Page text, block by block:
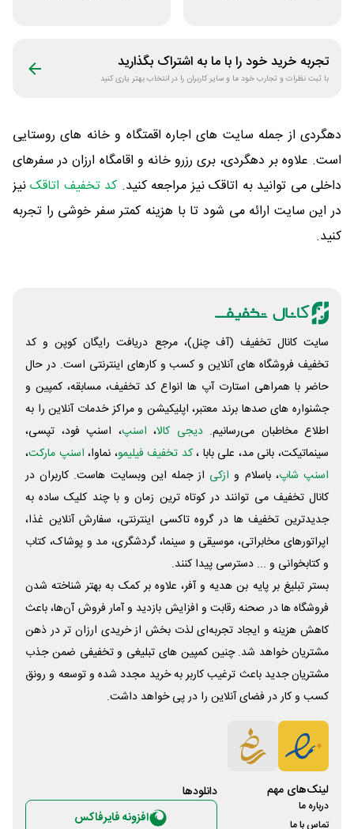
تجربه خرید خود را با ما به اشتراک بگذارید
با ثبت نظرات و تجارب خود ما و سایر کاربران را در انتخاب بهتر یاری کنید
دهگردی از جمله سایت های اجاره اقمتگاه و خانه های روستایی
است. علاوه بر دهگردی، بری رزرو خانه و اقامگاه ارزان در سفرهای
داخلی می توانید به اتاقک نیز مراجعه کنید. کد تخفیف اتاقکنیز
در این سایت ارائه می شود تا با هزینه کمتر سفر خوشی را تجربه
کنید.
سایت کانال تخفیف (آف چنل)، مرجع دریافت رایگان کوپن و کد
تخفیف فروشگاه های آنلاین و کسب و‌ کارهای اینترنتی است. در حال
حاضر با همراهی استارت آپ ها انواع کد تخفیف، مسابقه، کمپین و
جشنواره های صدها برند معتبر، اپلیکیشن و مراکز خدمات آنلاین را به
اطلاع مخاطبان می‌رسانیم. دیجی کالا، اسنپ، اسنپ فود، تپسی،
سینماتیکت، بانی مد، علی‌ بابا ،کد تخفیف فیلیمو، نماوا، اسنپ مارکت،
اسنپ شاپ، باسلام و ازکی از جمله این وبسایت ‌هاست. کاربران در
کانال تخفیف می توانند در کوتاه ترین زمان و با چند کلیک ساده به
جدیدترین تخفیف ها در گروه تاکسی اینترنتی، سفارش آنلاین غذا،
اپراتورهای مخابراتی، موسیقی و سینما، گردشگری، مد و پوشاک، کتاب
و کتابخوانی و ... دسترسی پیدا کنند.
بستر تبلیغ بر پایه بن هدیه و آفر، علاوه بر کمک به بهتر شناخته شدن
فروشگاه ها در صحنه رقابت و افزایش بازدید و آمار فروش آن‌ها، باعث
کاهش هزینه و ایجاد تجربه‌ای لذت بخش از خریدی ارزان تر در ذهن
مشتریان خواهد شد. چنین کمپین های تبلیغی و تخفیفی ضمن جذب
مشتریان جدید باعث ترغیب کاربر به خرید مجدد شده و توسعه و رونق
کسب و کار در فضای آنلاین را در پی خواهد داشت.
لینک‌های مهم
درباره ما
تماس با ما
دانلود‌ها
افزونه فایرفاکس